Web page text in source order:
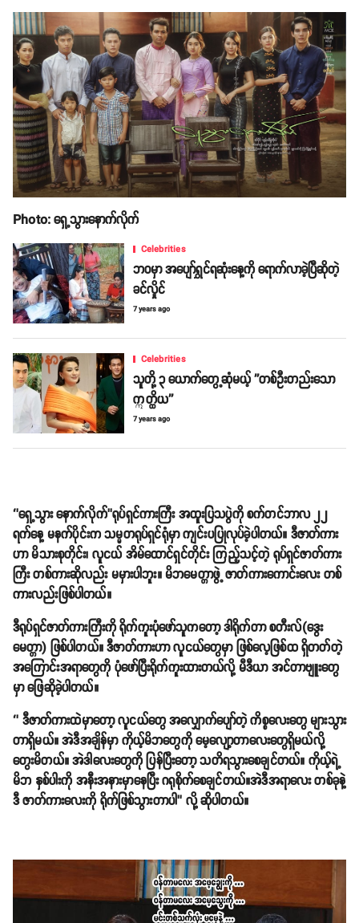
Photo: ရှေ့သွားနောက်လိုက်
Celebrities
ဘဝမှာ အပျော်ရွှင်ရဆုံးနေ့ကို ရောက်လာခဲ့ပြီဆိုတဲ့
ခင်လှိုင်
7 years ago
Celebrities
သူတို့ ၃ ယောက်တွေ့ဆုံမယ့် ''တစ်ဦးတည်းသော
ဣတ္ထိယ''
7 years ago
‘’ရှေ့သွား နောက်လိုက်’’ရုပ်ရှင်ကားကြီး အထူးပြသပွဲကို စက်တင်ဘာလ ၂၂
ရက်နေ့ မနက်ပိုင်းက သမ္မတရုပ်ရှင်ရုံမှာ ကျင်းပပြုလုပ်ခဲ့ပါတယ်။ ဒီဇာတ်ကား
ဟာ မိသားစုတိုင်း၊ လူငယ် အိမ်ထောင်ရှင်တိုင်း ကြည့်သင့်တဲ့ ရုပ်ရှင်ဇာတ်ကား
ကြီး တစ်ကားဆိုလည်း မမှားပါဘူး။ မိဘမေတ္တာဖွဲ့ ဇာတ်ကားကောင်းလေး တစ်
ကားလည်းဖြစ်ပါတယ်။
ဒီရုပ်ရှင်ဇာတ်ကားကြီးကို ရိုက်ကူးပုံဖော်သူကတော့ ဒါရိုက်တာ စတီးလ်(ဒွေး
မေတ္တာ) ဖြစ်ပါတယ်။ ဒီဇာတ်ကားဟာ လူငယ်တွေမှာ ဖြစ်လေ့ဖြစ်ထ ရှိတတ်တဲ့
အကြောင်းအရာတွေကို ပုံဖော်ပြီးရိုက်ကူးထားတယ်လို့ မီဒီယာ အင်တာဗျူးတွေ
မှာ ဖြေဆိုခဲ့ပါတယ်။
‘’ ဒီဇာတ်ကားထဲမှာတော့ လူငယ်တွေ အလျှောက်ပျော်တဲ့ ကိစ္စလေးတွေ များသွား
တာရှိမယ်။ အဲဒီအချိန်မှာ ကိုယ့်မိဘတွေကို မေ့လျော့တာလေးတွေရှိမယ်လို့
တွေးမိတယ်။ အဲဒါလေးတွေကို ပြန်ပြီးတော့ သတိရသွားစေချင်တယ်။ ကိုယ့်ရဲ့
မိဘ နှစ်ပါးကို အနီးအနားမှာနေပြီး ဂရုစိုက်စေချင်တယ်။အဲဒီအရာလေး တစ်ခုနဲ့
ဒီ ဇာတ်ကားလေးကို ရိုက်ဖြစ်သွားတာပါ’’ လို့ ဆိုပါတယ်။